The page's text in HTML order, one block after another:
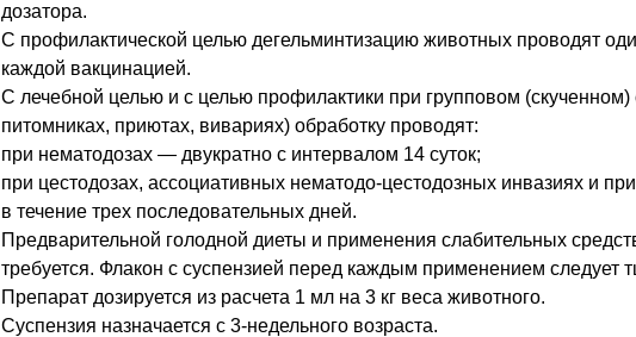
дозатора.
С профилактической целью дегельминтизацию животных проводят
каждой вакцинацией.
С лечебной целью и с целью профилактики при групповом
питомниках, приютах, вивариях) обработку проводят:
при нематодозах — двукратно с интервалом 14 суток;
при цестодозах, ассоциативных нематодо-цестодозных инвазиях и
в течение трех последовательных дней.
Предварительной голодной диеты и применения слабительных
требуется. Флакон с суспензией перед каждым применением следует
Препарат дозируется из расчета 1 мл на 3 кг веса животного.
Суспензия назначается с 3-недельного возраста.